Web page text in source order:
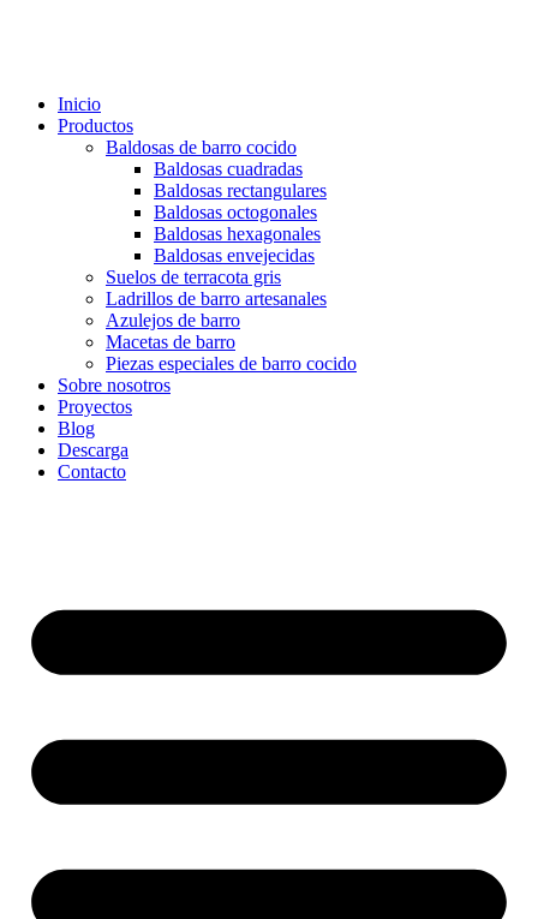
Inicio
Productos
Baldosas de barro cocido
Baldosas cuadradas
Baldosas rectangulares
Baldosas octogonales
Baldosas hexagonales
Baldosas envejecidas
Suelos de terracota gris
Ladrillos de barro artesanales
Azulejos de barro
Macetas de barro
Piezas especiales de barro cocido
Sobre nosotros
Proyectos
Blog
Descarga
Contacto